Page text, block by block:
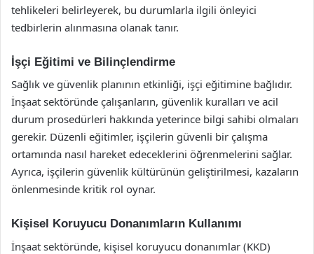
tehlikeleri belirleyerek, bu durumlarla ilgili önleyici
tedbirlerin alınmasına olanak tanır.
İşçi Eğitimi ve Bilinçlendirme
Sağlık ve güvenlik planının etkinliği, işçi eğitimine bağlıdır.
İnşaat sektöründe çalışanların, güvenlik kuralları ve acil
durum prosedürleri hakkında yeterince bilgi sahibi olmaları
gerekir. Düzenli eğitimler, işçilerin güvenli bir çalışma
ortamında nasıl hareket edeceklerini öğrenmelerini sağlar.
Ayrıca, işçilerin güvenlik kültürünün geliştirilmesi, kazaların
önlenmesinde kritik rol oynar.
Kişisel Koruyucu Donanımların Kullanımı
İnşaat sektöründe, kişisel koruyucu donanımlar (KKD)